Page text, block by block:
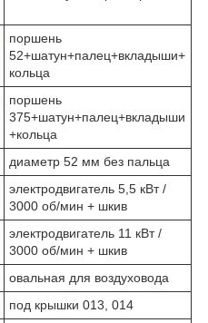
поршень
52+шатун+палец+вкладыши+
кольца
поршень
375+шатун+палец+вкладыши
+кольца
диаметр 52 мм без пальца
электродвигатель 5,5 кВт /
3000 об/мин + шкив
электродвигатель 11 кВт /
3000 об/мин + шкив
овальная для воздуховода
под крышки 013, 014